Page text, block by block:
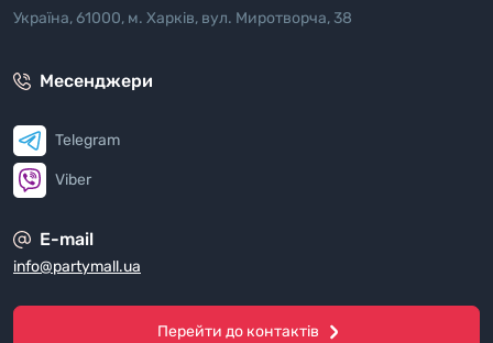
Україна, 61000, м. Харків, вул. Миротворча, 38
Месенджери
Telegram
Viber
E-mail
info@partymall.ua
Перейти до контактів